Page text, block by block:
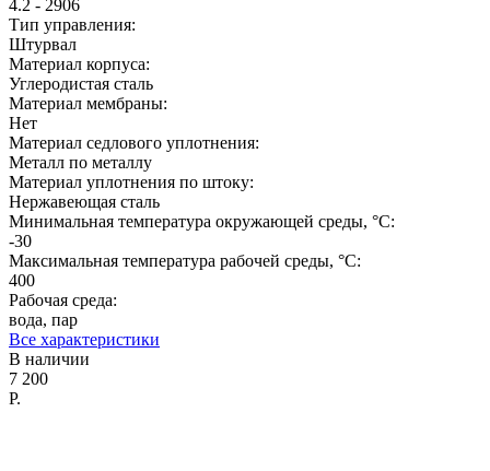
4.2 - 2906
Тип управления:
Штурвал
Материал корпуса:
Углеродистая сталь
Материал мембраны:
Нет
Материал седлового уплотнения:
Металл по металлу
Материал уплотнения по штоку:
Нержавеющая сталь
Минимальная температура окружающей среды, °C:
-30
Максимальная температура рабочей среды, °C:
400
Рабочая среда:
вода, пар
Все характеристики
В наличии
7 200
Р.